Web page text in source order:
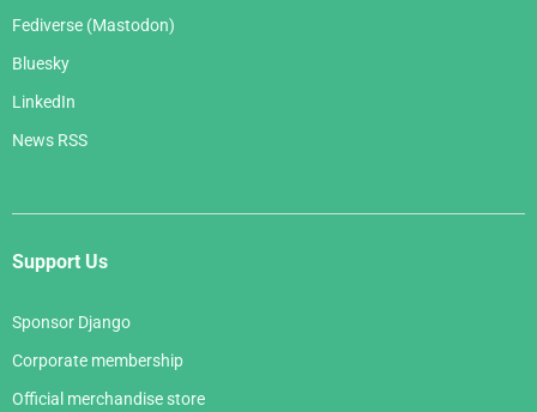
Fediverse (Mastodon)
Bluesky
LinkedIn
News RSS
Support Us
Sponsor Django
Corporate membership
Official merchandise store